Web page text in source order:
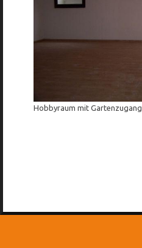
Hobbyraum mit Gartenzugang